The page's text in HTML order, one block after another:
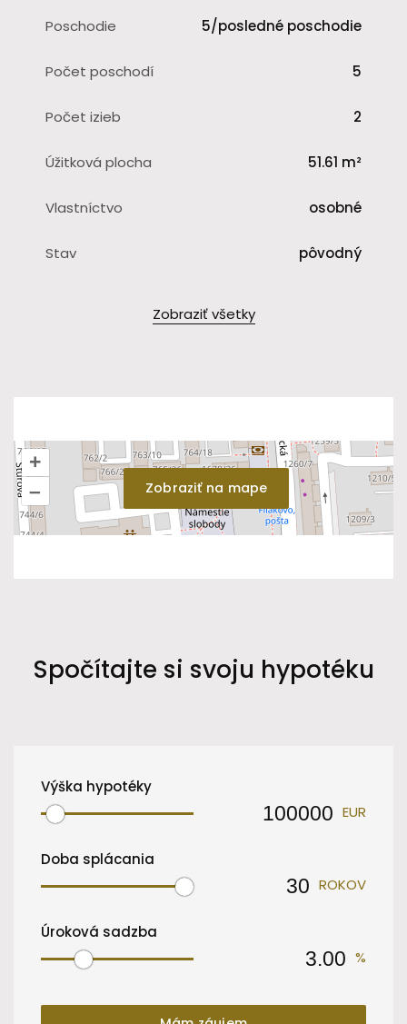
Poschodie 5/posledné poschodie
Počet poschodí 5
Počet izieb 2
Úžitková plocha 51.61 m²
Vlastníctvo osobné
Stav pôvodný
Zobraziť všetky
Zobraziť na mape
+
–
Spočítajte si svoju hypotéku
Výška hypotéky
EUR
Doba splácania
ROKOV
Úroková sadzba
%